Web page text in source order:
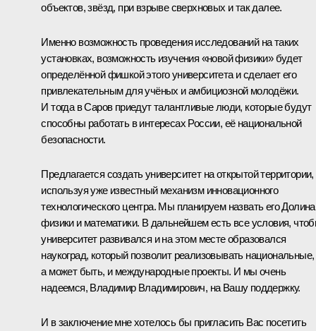
объектов, звёзд, при взрыве сверхновых и так далее.
Именно возможность проведения исследований на таких
установках, возможность изучения «новой физики» будет
определённой фишкой этого университета и сделает его
привлекательным для учёных и амбициозной молодёжи.
И тогда в Саров приедут талантливые люди, которые будут
способны работать в интересах России, её национальной
безопасности.
Предлагается создать университет на открытой территории,
используя уже известный механизм инновационного
технологического центра. Мы планируем назвать его Долина
физики и математики. В дальнейшем есть все условия,
университет развивался и на этом месте образовался
наукоград, который позволит реализовывать национальные,
а может быть, и международные проекты. И мы очень
надеемся, Владимир Владимирович, на Вашу поддержку.
И в заключение мне хотелось бы пригласить Вас посетить